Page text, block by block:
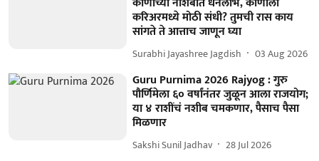
करिअरमध्ये मोठी संधी? तुमची रास काय
सांगते ते आत्ताच जाणून घ्या
Surabhi Jayashree Jagdish 03 Aug 2026
Guru Purnima 2026 Rajyog : गुरु
पौर्णिमेला ६० वर्षांनंतर जुळून आला राजयोग;
या ४ राशींचं नशीब चमकणार, पैसाच पैसा
मिळणार
Sakshi Sunil Jadhav 28 Jul 2026